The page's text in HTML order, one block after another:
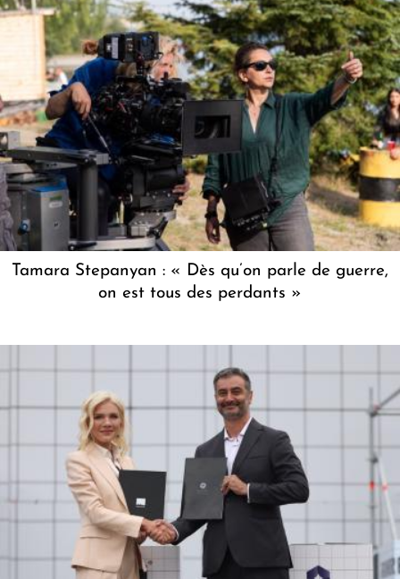
Tamara Stepanyan : « Dès qu’on parle de guerre,
on est tous des perdants »